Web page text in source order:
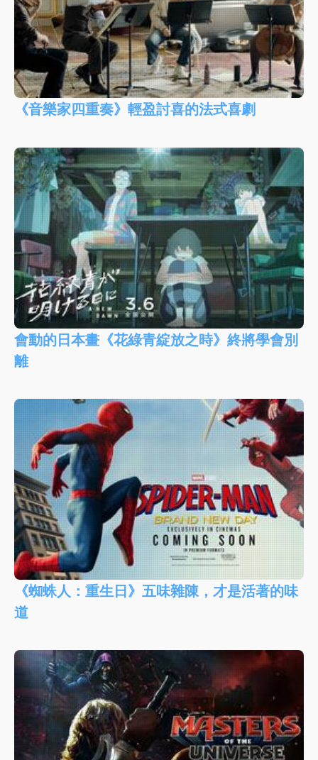
《音樂家四重奏》輕盈討喜的法式喜劇
會動的日本畫《花綠青綻放之時》終將學會別
離
《蜘蛛人：重生日》五味雜陳，才是活著的味
道